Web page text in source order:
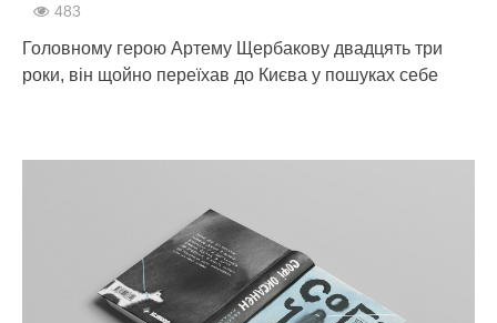
483
Головному герою Артему Щербакову двадцять три
роки, він щойно переїхав до Києва у пошуках себе